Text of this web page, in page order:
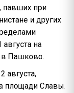
павших при
и других
на
в Пашково.
августа,
площади Славы.